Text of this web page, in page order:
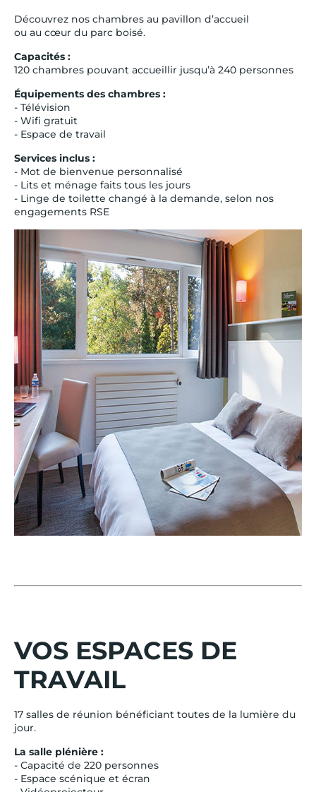
Découvrez nos chambres au pavillon d’accueil
ou au cœur du parc boisé.
Capacités :
120 chambres pouvant accueillir jusqu’à 240 personnes
Équipements des chambres :
- Télévision
- Wifi gratuit
- Espace de travail
Services inclus :
- Mot de bienvenue personnalisé
- Lits et ménage faits tous les jours
- Linge de toilette changé à la demande, selon nos
engagements RSE
VOS ESPACES DE
TRAVAIL
17 salles de réunion bénéficiant toutes de la lumière du
jour.
La salle plénière :
- Capacité de 220 personnes
- Espace scénique et écran